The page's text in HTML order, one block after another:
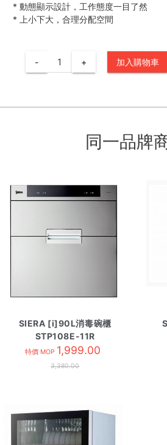
* 動態顯示設計，工作態度一目了然
* 上小下大，合理分配空間
- + 加入購物車
同一品牌
SIERA [i]90L消毒碗櫃
STP108E-11R
特價 MOP 1,999.00
3,380.00